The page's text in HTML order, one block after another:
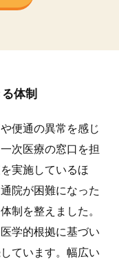
体制
便通の異常を感じ
次医療の窓口を担
実施しているほ
院が困難になった
制を整えました。
学的根拠に基づい
ています。幅広い